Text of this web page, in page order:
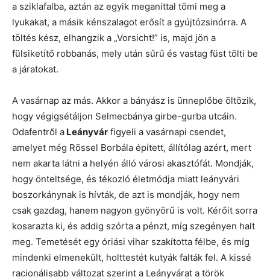
a sziklafalba, aztán az egyik meganittal tömi meg a
lyukakat, a másik kénszalagot erősít a gyújtózsinórra. A
töltés kész, elhangzik a „Vorsicht!” is, majd jön a
fülsiketítő robbanás, mely után sűrű és vastag füst tölti be
a járatokat.
A vasárnap az más. Akkor a bányász is ünneplőbe öltözik,
hogy végigsétáljon Selmecbánya girbe-gurba utcáin.
Odafentről a Leányvár figyeli a vasárnapi csendet,
amelyet még Rössel Borbála épített, állítólag azért, mert
nem akarta látni a helyén álló városi akasztófát. Mondják,
hogy önteltsége, és tékozló életmódja miatt leányvári
boszorkánynak is hívták, de azt is mondják, hogy nem
csak gazdag, hanem nagyon gyönyörű is volt. Kérőit sorra
kosarazta ki, és addig szórta a pénzt, míg szegényen halt
meg. Temetését egy óriási vihar szakította félbe, és míg
mindenki elmenekült, holttestét kutyák falták fel. A kissé
racionálisabb változat szerint a Leányvárat a török